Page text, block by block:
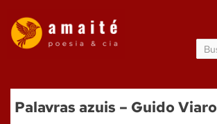
Palavras azuis – Guido Viaro